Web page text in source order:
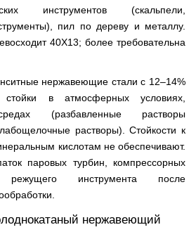
инструментов (скальпели,
пил по дереву и металлу.
40Х13; более требовательна
нержавеющие стали с 12–14%
в атмосферных условиях,
(разбавленные растворы
растворы). Стойкости к
кислотам не обеспечивают.
паровых турбин, компрессорных
инструмента после
нержавеющий